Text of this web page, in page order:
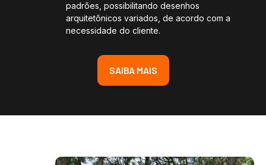
padrões, possibilitando desenhos
arquitetônicos variados, de acordo com a
necessidade do cliente.
SAIBA MAIS